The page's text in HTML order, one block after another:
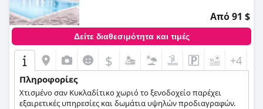
Από 91 $
Δείτε διαθεσιμότητα και τιμές
$ +4
Πληροφορίες
Χτισμένο σαν Κυκλαδίτικο χωριό το ξενοδοχείο παρέχει
εξαιρετικές υπηρεσίες και δωμάτια υψηλών προδιαγραφών.